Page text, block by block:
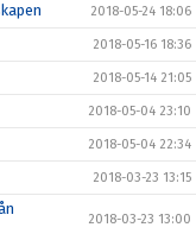
2018-05-24 18:06
2018-05-16 18:36
2018-05-14 21:05
2018-05-04 23:10
2018-05-04 22:34
2018-03-23 13:15
2018-03-23 13:00